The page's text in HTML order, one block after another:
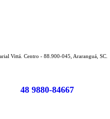
Vittá. Centro - 88.900-045, Araranguá, SC.
48 9880-84667